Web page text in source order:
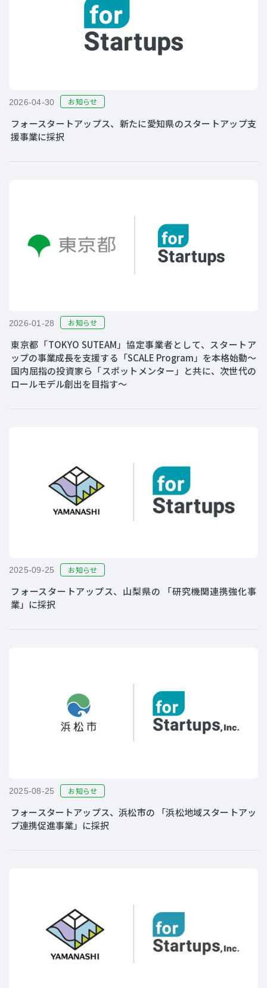
2026-04-30 お知らせ
フォースタートアップス、新たに愛知県のスタートアップ支
援事業に採択
2026-01-28 お知らせ
東京都「TOKYO SUTEAM」協定事業者として、スタートア
ップの事業成長を支援する「SCALE Program」を本格始動～
国内屈指の投資家ら「スポットメンター」と共に、次世代の
ロールモデル創出を目指す～
2025-09-25 お知らせ
フォースタートアップス、山梨県の 「研究機関連携強化事
業」に採択
2025-08-25 お知らせ
フォースタートアップス、浜松市の 「浜松地域スタートアッ
プ連携促進事業」に採択